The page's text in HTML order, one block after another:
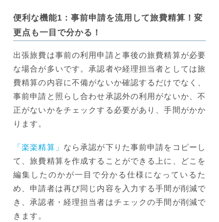
便利な機能1：事前申請を流用して旅費精算！変
更点も一目で分かる！
出張旅費は事前の利用申請と事後の旅費精算が必要
な場合が多いです。承認者や経理担当者としては旅
費精算の内容に不備がないか確認するだけでなく、
事前申請と照らし合わせ承認外の利用がないか、不
正がないかをチェックする必要があり、手間がかか
ります。
「楽楽精算」 なら承認が下りた事前申請をコピーし
て、旅費精算を作成することができる上に、どこを
編集したのかが一目で分かる仕様になっているた
め、申請者は再び同じ内容を入力する手間が削減で
き、承認者・経理担当者はチェックの手間が削減で
きます。